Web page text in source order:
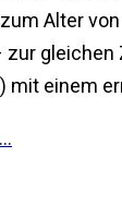
Alter
gleichen
mit einem